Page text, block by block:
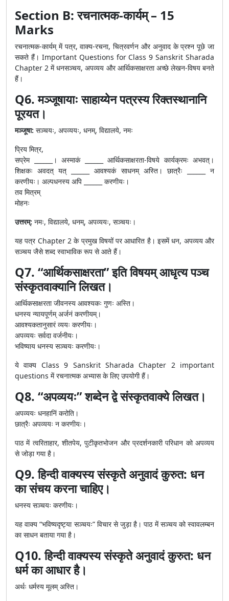
Section B: रचनात्मक-कार्यम् – 15
Marks
रचनात्मक-कार्यम् में पत्र, वाक्य-रचना, चित्रवर्णन और अनुवाद के प्रश्न पूछे जा
सकते हैं। Important Questions for Class 9 Sanskrit Sharada
Chapter 2 में धनसञ्चय, अपव्यय और आर्थिकसाक्षरता अच्छे लेखन-विषय बनते
हैं।
Q6. मञ्जूषायाः साहाय्येन पत्रस्य रिक्तस्थानानि
पूरयत।
मञ्जूषा: सञ्चयः, अपव्ययः, धनम्, विद्यालये, नमः
प्रिय मित्र,
सप्रेम ______। अस्माकं ______ आर्थिकसाक्षरता-विषये कार्यक्रमः अभवत्।
शिक्षकः अवदत् यत् ______ आवश्यकं साधनम् अस्ति। छात्रैः ______ न
करणीयः। अल्पधनस्य अपि ______ करणीयः।
तव मित्रम्
मोहनः
उत्तरम्: नमः, विद्यालये, धनम्, अपव्ययः, सञ्चयः।
यह पत्र Chapter 2 के प्रमुख विषयों पर आधारित है। इसमें धन, अपव्यय और
सञ्चय जैसे शब्द स्वाभाविक रूप से आते हैं।
Q7. “आर्थिकसाक्षरता” इति विषयम् आधृत्य पञ्च
संस्कृतवाक्यानि लिखत।
आर्थिकसाक्षरता जीवनस्य आवश्यकः गुणः अस्ति।
धनस्य न्यायपूर्णम् अर्जनं करणीयम्।
आवश्यकतानुसारं व्ययः करणीयः।
अपव्ययः सर्वदा वर्जनीयः।
भविष्याय धनस्य सञ्चयः करणीयः।
ये वाक्य Class 9 Sanskrit Sharada Chapter 2 important
questions में रचनात्मक अभ्यास के लिए उपयोगी हैं।
Q8. “अपव्ययः” शब्देन द्वे संस्कृतवाक्ये लिखत।
अपव्ययः धनहानिं करोति।
छात्रैः अपव्ययः न करणीयः।
पाठ में त्वरिताहार, शीतपेय, पुटीकृतभोजन और प्रदर्शनकारी परिधान को अपव्यय
से जोड़ा गया है।
Q9. हिन्दी वाक्यस्य संस्कृते अनुवादं कुरुत: धन
का संचय करना चाहिए।
धनस्य सञ्चयः करणीयः।
यह वाक्य “भविष्यदृष्ट्या सञ्चयः” विचार से जुड़ा है। पाठ में सञ्चय को स्वावलम्बन
का साधन बताया गया है।
Q10. हिन्दी वाक्यस्य संस्कृते अनुवादं कुरुत: धन
धर्म का आधार है।
अर्थः धर्मस्य मूलम् अस्ति।